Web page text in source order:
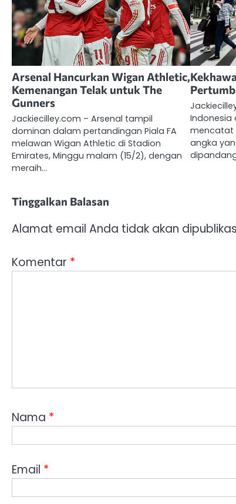
Arsenal Hancurkan Wigan Athletic,
Kemenangan Telak untuk The
Gunners
Jackiecilley.com – Arsenal tampil
dominan dalam pertandingan Piala FA
melawan Wigan Athletic di Stadion
Emirates, Minggu malam (15/2), dengan
meraih…
Indonesia
mencatat
angka
Tinggalkan Balasan
Alamat email Anda tidak akan
Komentar *
Nama *
Email *